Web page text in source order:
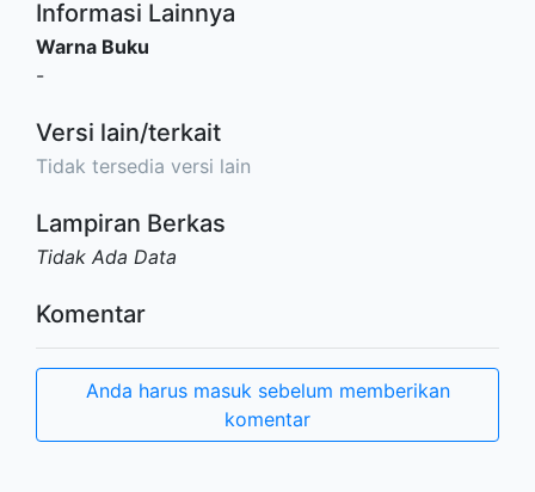
Informasi Lainnya
Warna Buku
-
Versi lain/terkait
Tidak tersedia versi lain
Lampiran Berkas
Tidak Ada Data
Komentar
Anda harus masuk sebelum memberikan
komentar